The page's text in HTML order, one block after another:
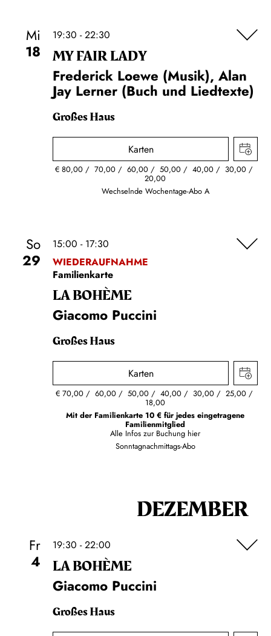
Mi
18
19:30 - 22:30
MY FAIR LADY
Frederick Loewe (Musik), Alan
Jay Lerner (Buch und Liedtexte)
Großes Haus
Karten
€80,00 70,00 60,00 50,00 40,00 30,00
20,00
Wechselnde Wochentage-Abo A
So
29
15:00 - 17:30
WIEDERAUFNAHME
Familienkarte
LA BOHÈME
Giacomo Puccini
Großes Haus
Karten
€ 70,00 60,00 50,00 40,00 30,00 25,00
18,00
Mit der Familienkarte 10 € für jedes eingetragene
Familienmitglied
Alle Infos zur Buchung hier
Sonntagnachmittags-Abo
DEZEMBER
Fr
4
19:30 - 22:00
LA BOHÈME
Giacomo Puccini
Großes Haus